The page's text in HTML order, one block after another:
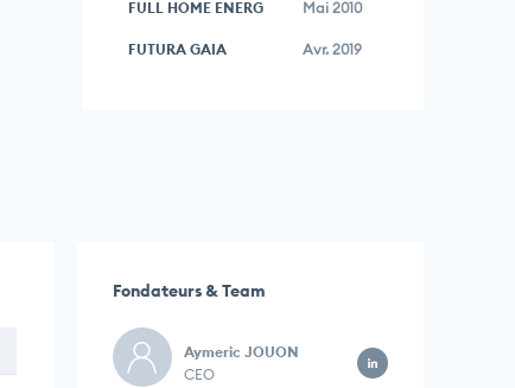
FULL HOME ENERG Mai 2010
FUTURA GAIA Avr. 2019
Fondateurs & Team
Aymeric JOUON
CEO